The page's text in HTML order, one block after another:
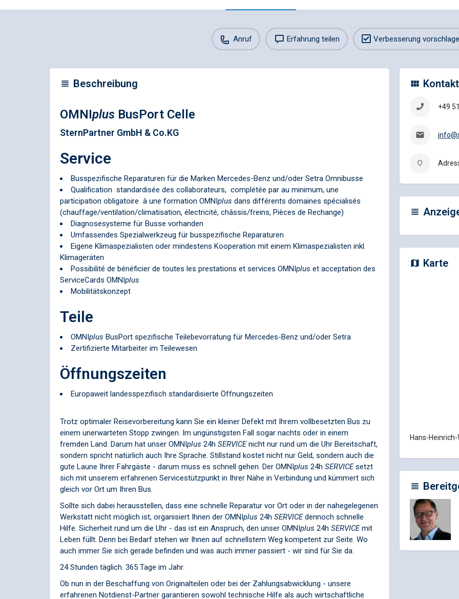
Anruf Erfahrung teilen Verbesserung
Beschreibung
OMNIplus BusPort Celle
SternPartner GmbH & Co.KG
Service
Busspezifische Reparaturen für die Marken Mercedes-Benz und/oder Setra Omnibusse
Qualification standardisée des collaborateurs, complétée par au minimum, une
participation obligatoire à une formation OMNI plus dans différents domaines spécialisés
(chauffage/ventilation/climatisation, électricité, châssis/freins, Pièces de Rechange)
Diagnosesysteme für Busse vorhanden
Umfassendes Spezialwerkzeug für busspezifische Reparaturen
Eigene Klimaspezialisten oder mindestens Kooperation mit einem Klimaspezialisten inkl.
Klimageräten
Possibilité de bénéficier de toutes les prestations et services OMNI plus et acceptation des
ServiceCards OMNI plus
Mobilitätskonzept
Teile
OMNI plus BusPort spezifische Teilebevorratung für Mercedes-Benz und/oder Setra
Zertifizierte Mitarbeiter im Teilewesen
Öffnungszeiten
Europaweit landesspezifisch standardisierte Öffnungszeiten
Trotz optimaler Reisevorbereitung kann Sie ein kleiner Defekt mit Ihrem vollbesetzten Bus zu
einem unerwarteten Stopp zwingen. Im ungünstigsten Fall sogar nachts oder in einem
fremden Land. Darum hat unser OMNI plus 24h SERVICEnicht nur rund um die Uhr Bereitschaft,
sondern spricht natürlich auch Ihre Sprache. Stillstand kostet nicht nur Geld, sondern auch die
gute Laune Ihrer Fahrgäste - darum muss es schnell gehen. Der OMNI plus 24h SERVICEsetzt
sich mit unserem erfahrenen Servicestützpunkt in Ihrer Nähe in Verbindung und kümmert sich
gleich vor Ort um Ihren Bus.
Sollte sich dabei herausstellen, dass eine schnelle Reparatur vor Ort oder in der nahegelegenen
Werkstatt nicht möglich ist, organisiert Ihnen der OMNI plus 24h SERVICEdennoch schnelle
Hilfe. Sicherheit rund um die Uhr - das ist ein Anspruch, den unser OMNI plus 24h SERVICEmit
Leben füllt. Denn bei Bedarf stehen wir Ihnen auf schnellstem Weg kompetent zur Seite. Wo
auch immer Sie sich gerade befinden und was auch immer passiert - wir sind für Sie da.
24 Stunden täglich. 365 Tage im Jahr.
Ob nun in der Beschaffung von Originalteilen oder bei der Zahlungsabwicklung - unsere
erfahrenen Notdienst-Partner garantieren sowohl technische Hilfe als auch wirtschaftliche
+49
Karte
Hans-